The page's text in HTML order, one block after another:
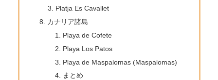
Platja Es Cavallet
カナリア諸島
Playa de Cofete
Playa Los Patos
Playa de Maspalomas (Maspalomas)
まとめ